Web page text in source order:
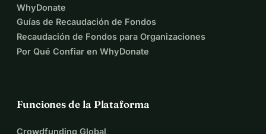
WhyDonate
Guías de Recaudación de Fondos
Recaudación de Fondos para Organizaciones
Por Qué Confiar en WhyDonate
Funciones de la Plataforma
Crowdfunding Global